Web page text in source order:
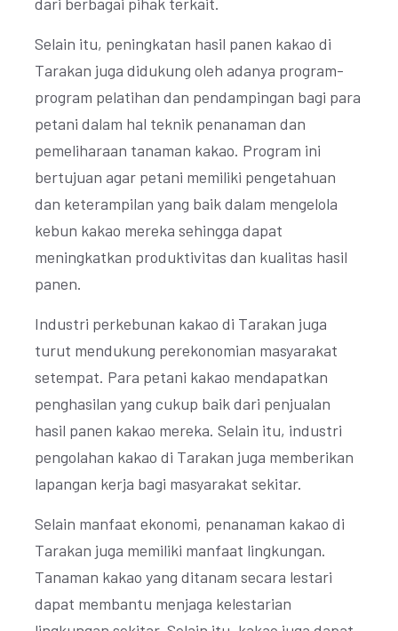
Selain itu, peningkatan hasil panen kakao di
Tarakan juga didukung oleh adanya program-
program pelatihan dan pendampingan bagi para
petani dalam hal teknik penanaman dan
pemeliharaan tanaman kakao. Program ini
bertujuan agar petani memiliki pengetahuan
dan keterampilan yang baik dalam mengelola
kebun kakao mereka sehingga dapat
meningkatkan produktivitas dan kualitas hasil
panen.
Industri perkebunan kakao di Tarakan juga
turut mendukung perekonomian masyarakat
setempat. Para petani kakao mendapatkan
penghasilan yang cukup baik dari penjualan
hasil panen kakao mereka. Selain itu, industri
pengolahan kakao di Tarakan juga memberikan
lapangan kerja bagi masyarakat sekitar.
Selain manfaat ekonomi, penanaman kakao di
Tarakan juga memiliki manfaat lingkungan.
Tanaman kakao yang ditanam secara lestari
dapat membantu menjaga kelestarian